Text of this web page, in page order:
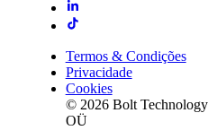
Termos & Condições
Privacidade
Cookies
© 2026 Bolt Technology
OÜ